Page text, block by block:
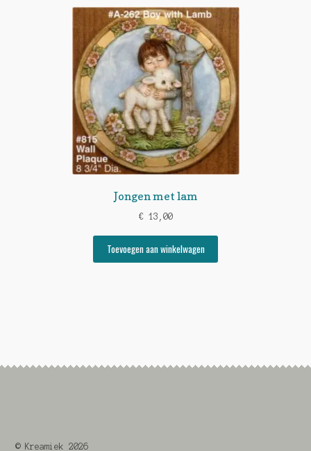
Jongen met lam
€ 13,00
Toevoegen aan winkelwagen
© Kreamiek 2026